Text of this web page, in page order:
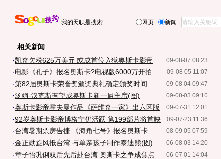
我的天职是搜索 网页 新闻
相关新闻
09-08-07 08:23
·凯奇欠税625万美元 或成首位入狱奥斯卡影帝
09-08-05 11:07
·电影《孔子》报名奥斯卡?电视版6000万开拍
09-08-04 09:47
·第82届奥斯卡荣誉奖颁奖典礼确定颁奖时间
09-08-03 09:16
·汤姆-汉克斯有望成奥斯卡新一届主席(图)
09-07-31 12:01
·奥斯卡影帝霍夫曼作品《萨维奇一家》出六区版
09-07-23 11:36
·92岁奥斯卡影帝博格宁仍活跃 第199部片将首映
08-09-05 07:59
·台湾暑期票房告捷 《海角七号》报名奥斯卡
06-08-03 14:20
·金正勋旋风抵台湾 与单亲孩子制作泰迪熊(图)
06-07-01 14:04
·章子怡巩俐双后先后赴台湾 奥斯卡之争成焦点